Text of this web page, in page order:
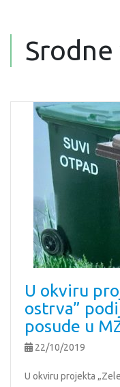
U okviru
ostrva”
posude u
22/10/2019
U okviru projekta